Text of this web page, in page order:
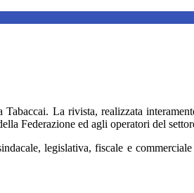
La rivista, realizzata
Federazione ed agli operatori del
legislativa, fiscale e